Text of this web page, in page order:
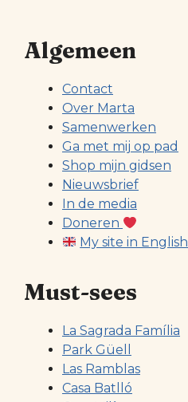
Algemeen
Contact
Over Marta
Samenwerken
Ga met mij op pad
Shop mijn gidsen
Nieuwsbrief
In de media
Doneren
My site in English
Must-sees
La Sagrada Família
Park Güell
Las Ramblas
Casa Batlló